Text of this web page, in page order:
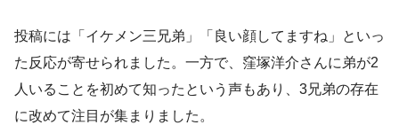
投稿には「イケメン三兄弟」「良い顔してますね」といっ
た反応が寄せられました。一方で、窪塚洋介さんに弟が2
人いることを初めて知ったという声もあり、3兄弟の存在
に改めて注目が集まりました。